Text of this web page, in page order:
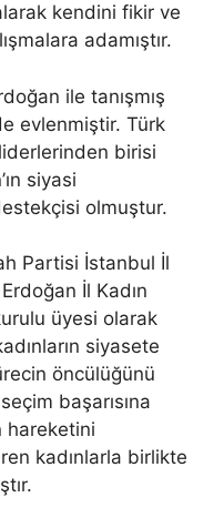
kendini fikir ve
adamıştır.
ile tanışmış
evlenmiştir. Türk
birisi
siyasi
olmuştur.
Partisi İstanbul İl
İl Kadın
üyesi olarak
siyasete
öncülüğünü
başarısına
hareketini
kadınlarla birlikte